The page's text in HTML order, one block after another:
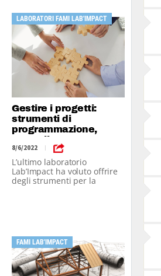
LABORATORI FAMI LAB'IMPACT
Gestire i progetti:
strumenti di
programmazione,
controllo e
comunicazione
8/6/2022 |
L’ultimo laboratorio
Lab’Impact ha voluto offrire
degli strumenti per la
FAMI LAB'IMPACT